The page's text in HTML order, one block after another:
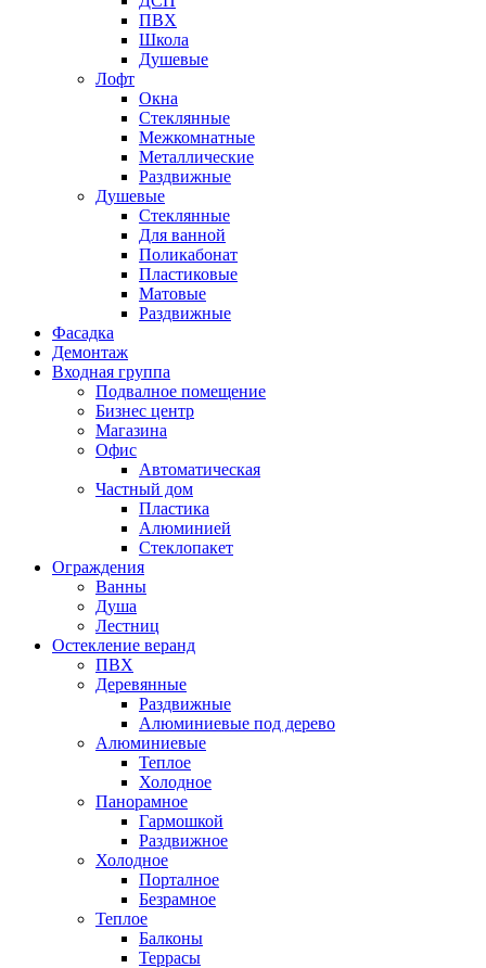
ПВХ
Школа
Душевые
Лофт
Окна
Стеклянные
Межкомнатные
Металлические
Раздвижные
Душевые
Стеклянные
Для ванной
Поликабонат
Пластиковые
Матовые
Раздвижные
Фасадка
Демонтаж
Входная группа
Подвалное помещение
Бизнес центр
Магазина
Офис
Автоматическая
Частный дом
Пластика
Алюминией
Стеклопакет
Ограждения
Ванны
Душа
Лестниц
Остекление веранд
ПВХ
Деревянные
Раздвижные
Алюминиевые под дерево
Алюминиевые
Теплое
Холодное
Панорамное
Гармошкой
Раздвижное
Холодное
Порталное
Безрамное
Теплое
Балконы
Террасы